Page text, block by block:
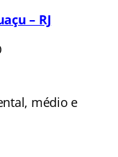
– RJ
médio e